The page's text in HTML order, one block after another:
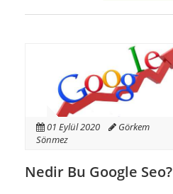
01 Eylül 2020
Görkem
Sönmez
Nedir Bu Google Seo?